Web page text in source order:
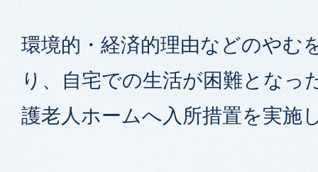
環境的・経済的理由などのやむ
り、自宅での生活が困難となっ
護老人ホームへ入所措置を実施